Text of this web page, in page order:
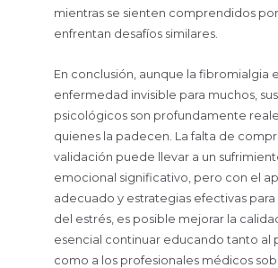
mientras se sienten comprendidos
enfrentan desafíos similares.
En conclusión, aunque la fibromialgia
enfermedad invisible para muchos,
psicológicos son profundamente
quienes la padecen. La falta de
validación puede llevar a un
emocional significativo, pero con el
adecuado y estrategias efectivas
del estrés, es posible mejorar la
esencial continuar educando tanto al
como a los profesionales médicos